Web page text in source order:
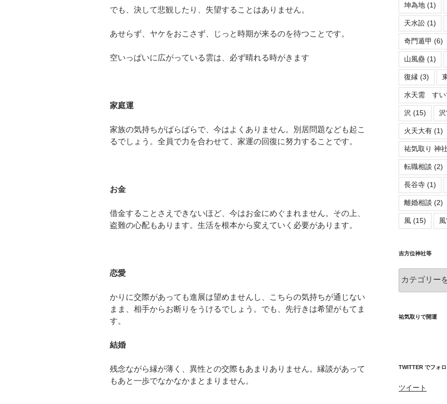
でも、決して悲観したり、失望することはありません。
あせらず、ヤケをおこさず、じっと時期が来るのを待つことです。
空いっぱいに広がっている雲は、必ず晴れる時がきます
家庭運
家族の気持ちがばらばらで、今はよくありません。別居問題なども起こ
るでしょう。全員で力を合わせて、家運の回復に努力することです。
お金
借金することさえできないほど、今はお金にめぐまれません。その上、
盗難の心配もあります。生活を根本から変えていく必要があります。
恋愛
かりに交際があっても進展は望めませんし、こちらの気持ちが通じない
まま、相手からお断りをうけるでしょう。でも、先行きは希望がもてま
す。
結婚
残念ながら縁が薄く、異性との交際もあまりありません。縁談があって
もあと一歩でなかなかまとまりません。
坤為地(1)
天水訟(1)
奇門遁甲 (6)
山風蠱(1)
復縁 (3)
水天需 すい
沢 (15)
火天大有(1)
祐気取り 神
転職相談 (2)
長谷寺(1)
離婚相談 (2)
風(15)
吉方位神社等
方
位
社
祐気取りで開運
TWITTER でフォ
ツイート